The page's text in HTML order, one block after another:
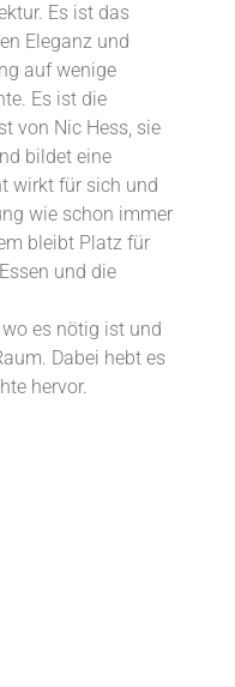
Es ist das
Eleganz und
auf wenige
Es ist die
von Nic Hess, sie
bildet eine
wirkt für sich und
wie schon immer
bleibt Platz für
und die
es nötig ist und
Dabei hebt es
hervor.